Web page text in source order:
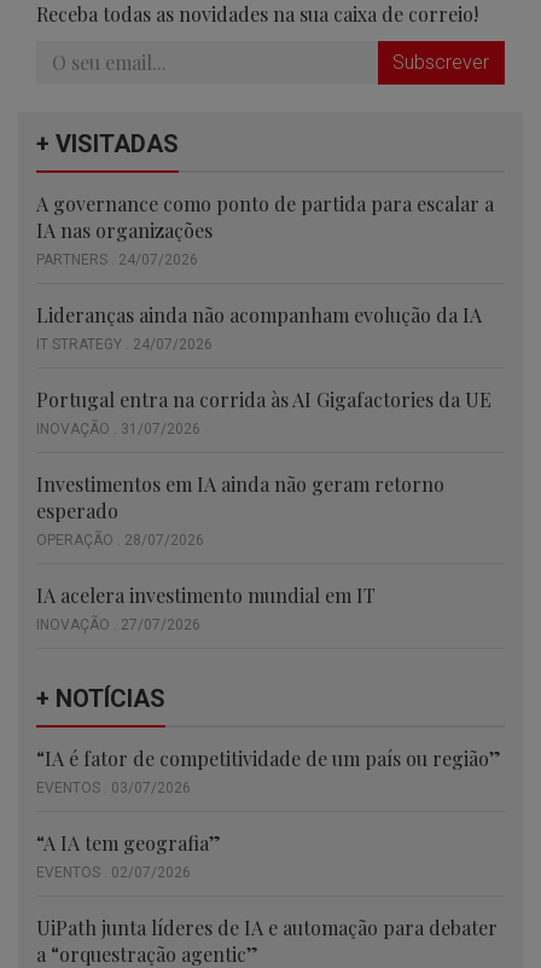
Receba todas as novidades na sua caixa de correio!
Subscrever
+ VISITADAS
A governance como ponto de partida para escalar a
IA nas organizações
PARTNERS . 24/07/2026
Lideranças ainda não acompanham evolução da IA
IT STRATEGY . 24/07/2026
Portugal entra na corrida às AI Gigafactories da UE
INOVAÇÃO . 31/07/2026
Investimentos em IA ainda não geram retorno
esperado
OPERAÇÃO . 28/07/2026
IA acelera investimento mundial em IT
INOVAÇÃO . 27/07/2026
+ NOTÍCIAS
“IA é fator de competitividade de um país ou região”
EVENTOS . 03/07/2026
“A IA tem geografia”
EVENTOS . 02/07/2026
UiPath junta líderes de IA e automação para debater
a “orquestração agentic”